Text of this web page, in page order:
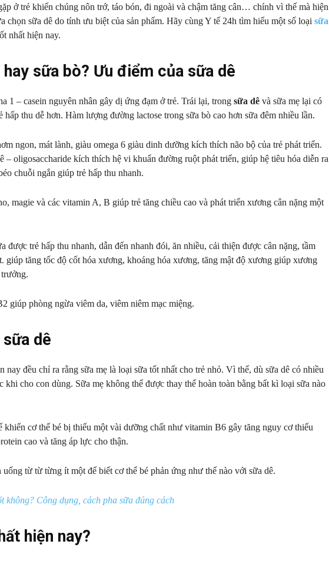
ở trẻ khiến chúng nôn trớ, táo bón, đi ngoài và chậm tăng cân… chính vì thế mà hiện
chọn sữa dê do tính ưu biệt của sản phẩm. Hãy cùng Y tế 24h tìm hiểu một số loại sữa
nhất hiện nay.
hay sữa bò? Ưu điểm của sữa dê
1 – casein nguyên nhân gây dị ứng đạm ở trẻ. Trái lại, trong sữa dê và sữa mẹ lại có
hấp thu dễ hơn. Hàm lượng đường lactose trong sữa bò cao hơn sữa đêm nhiều lần.
ngon, mát lành, giàu omega 6 giàu dinh dưỡng kích thích não bộ của trẻ phát triển.
– oligosaccharide kích thích hệ vi khuẩn đường ruột phát triển, giúp hệ tiêu hóa diễn ra
chuỗi ngắn giúp trẻ hấp thu nhanh.
magie và các vitamin A, B giúp trẻ tăng chiều cao và phát triển xương cân nặng một
được trẻ hấp thu nhanh, dẫn đến nhanh đói, ăn nhiều, cải thiện được cân nặng, tầm
giúp tăng tốc độ cốt hóa xương, khoáng hóa xương, tăng mật độ xương giúp xương
giúp phòng ngừa viêm da, viêm niêm mạc miệng.
dê
nay đều chỉ ra rằng sữa mẹ là loại sữa tốt nhất cho trẻ nhỏ. Vì thế, dù sữa dê có nhiều
khi cho con dùng. Sữa mẹ không thể được thay thế hoàn toàn bằng bất kì loại sữa nào
khiến cơ thể bé bị thiếu một vài dưỡng chất như vitamin B6 gây tăng nguy cơ thiếu
cao và tăng áp lực cho thận.
từ từ từng ít một để biết cơ thể bé phản ứng như thế nào với sữa dê.
không? Công dụng, cách pha sữa đúng cách
hiện nay?